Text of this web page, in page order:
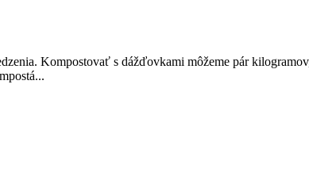
Kompostovať s dážďovkami môžeme pár